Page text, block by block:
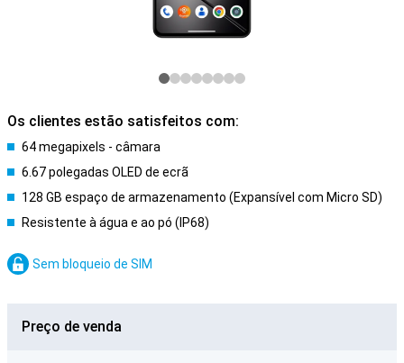
Os clientes estão satisfeitos com:
64 megapixels - câmara
6.67 polegadas OLED de ecrã
128 GB espaço de armazenamento (Expansível com Micro SD)
Resistente à água e ao pó (IP68)
Sem bloqueio de SIM
Preço de venda